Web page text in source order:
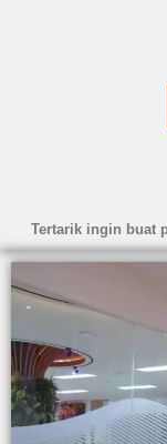
Tertarik ingin buat